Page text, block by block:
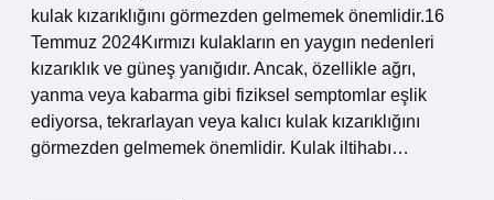
kulak kızarıklığını görmezden gelmemek önemlidir.16
Temmuz 2024Kırmızı kulakların en yaygın nedenleri
kızarıklık ve güneş yanığıdır. Ancak, özellikle ağrı,
yanma veya kabarma gibi fiziksel semptomlar eşlik
ediyorsa, tekrarlayan veya kalıcı kulak kızarıklığını
görmezden gelmemek önemlidir. Kulak iltihabı…